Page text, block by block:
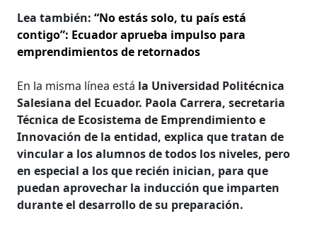
Lea también:“No estás solo, tu país está
contigo”: Ecuador aprueba impulso para
emprendimientos de retornados
En la misma línea está la Universidad Politécnica
Salesiana del Ecuador. Paola Carrera, secretaria
Técnica de Ecosistema de Emprendimiento e
Innovación de la entidad, explica que tratan de
vincular a los alumnos de todos los niveles, pero
en especial a los que recién inician, para que
puedan aprovechar la inducción que imparten
durante el desarrollo de su preparación.